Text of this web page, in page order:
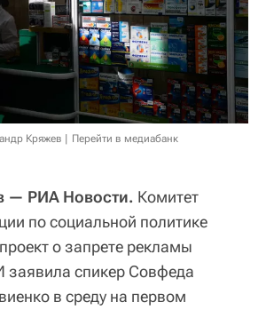
Кряжев Перейти в медиабанк
— РИА Новости. Комитет
по социальной политике
о запрете рекламы
заявила спикер Совфеда
в среду на первом